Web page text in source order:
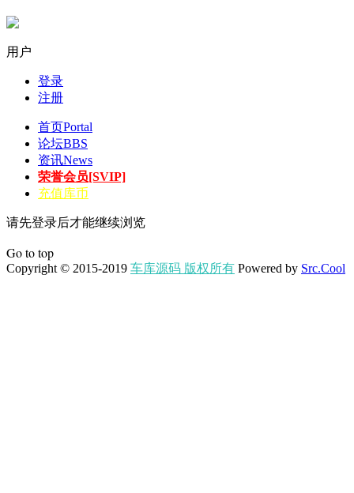
用户
登录
注册
首页Portal
论坛BBS
资讯News
荣誉会员[SVIP]
充值库币
请先登录后才能继续浏览
Go to top
Copyright © 2015-2019 车库源码 版权所有 Powered by Src.Cool